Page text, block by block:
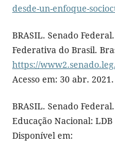
desde-un-enfoque-
BRASIL. Senado
Federativa do Brasil.
https://
Acesso em: 30 abr. 2021.
BRASIL. Senado
Educação Nacional:
Disponível em: